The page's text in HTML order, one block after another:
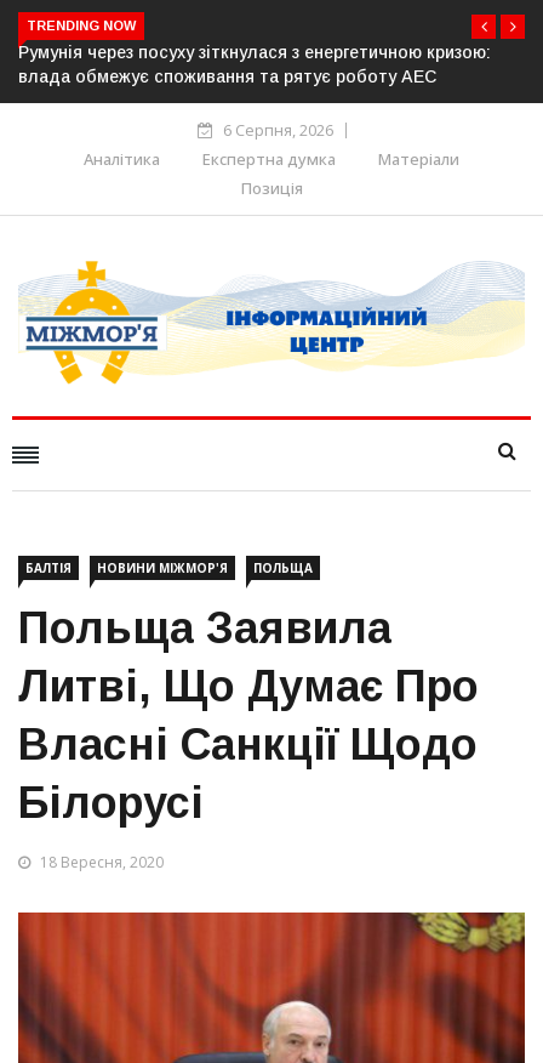
TRENDING NOW
кризою:
Латвія готова направити до 20 військових для
розблокування Ормузької протоки
6 Серпня, 2026
Аналітика
Експертна думка
Матеріали
Позиція
БАЛТІЯ НОВИНИ МІЖМОР'Я ПОЛЬЩА
Польща Заявила
Литві, Що Думає Про
Власні Санкції Щодо
Білорусі
18 Вересня, 2020